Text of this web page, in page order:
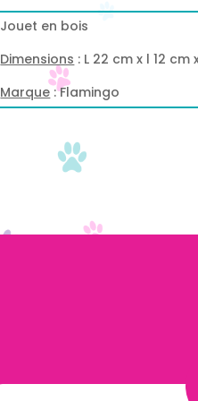
Jouet en bois
Dimensions : L 22 cm x l 12 cm
Marque : Flamingo